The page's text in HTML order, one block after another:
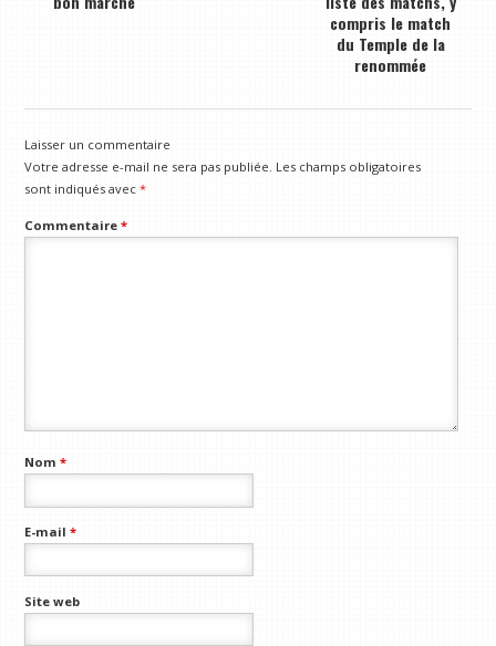
compris le match
du Temple de la
renommée
Laisser un commentaire
Votre adresse e-mail ne sera pas publiée. Les champs obligatoires
sont indiqués avec*
Commentaire*
Nom*
E-mail*
Site web